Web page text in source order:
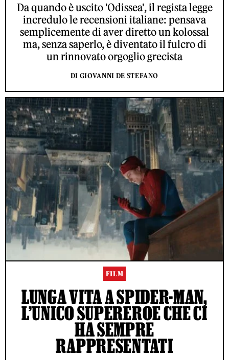
Da quando è uscito 'Odissea', il regista legge
incredulo le recensioni italiane: pensava
semplicemente di aver diretto un kolossal
ma, senza saperlo, è diventato il fulcro di
un rinnovato orgoglio grecista
DI GIOVANNI DE STEFANO
FILM
LUNGA VITA A SPIDER-MAN,
L’UNICO SUPEREROE CHE CI
HA SEMPRE
RAPPRESENTATI